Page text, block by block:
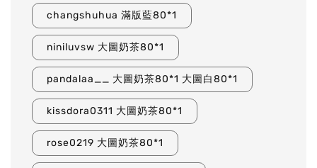
changshuhua 滿版藍80*1
niniluvsw 大圖奶茶80*1
pandalaa__ 大圖奶茶80*1 大圖白80*1
kissdora0311 大圖奶茶80*1
rose0219 大圖奶茶80*1